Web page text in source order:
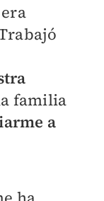
familia
a